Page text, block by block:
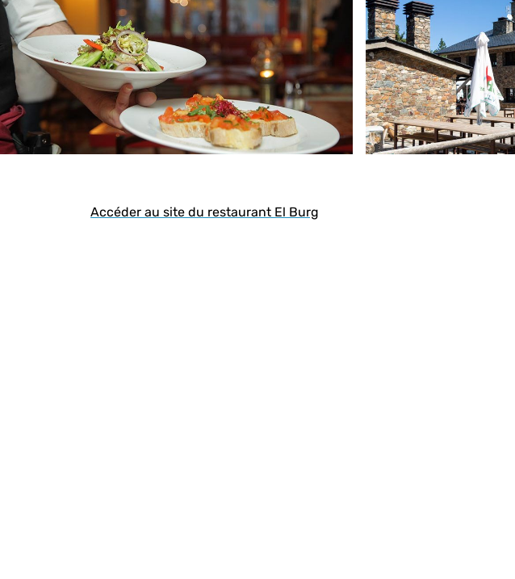
Accéder au site du restaurant El Burg